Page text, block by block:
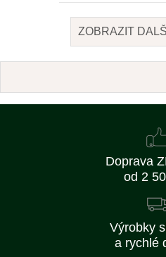
ZOBRAZIT
Doprava
od 2
Výrobky
a rychlé